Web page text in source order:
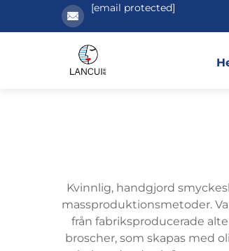
[email protected]
Kvinnlig, handgjord
massproduktionsmetoder.
från fabriksproducerade
broscher, som skapas med